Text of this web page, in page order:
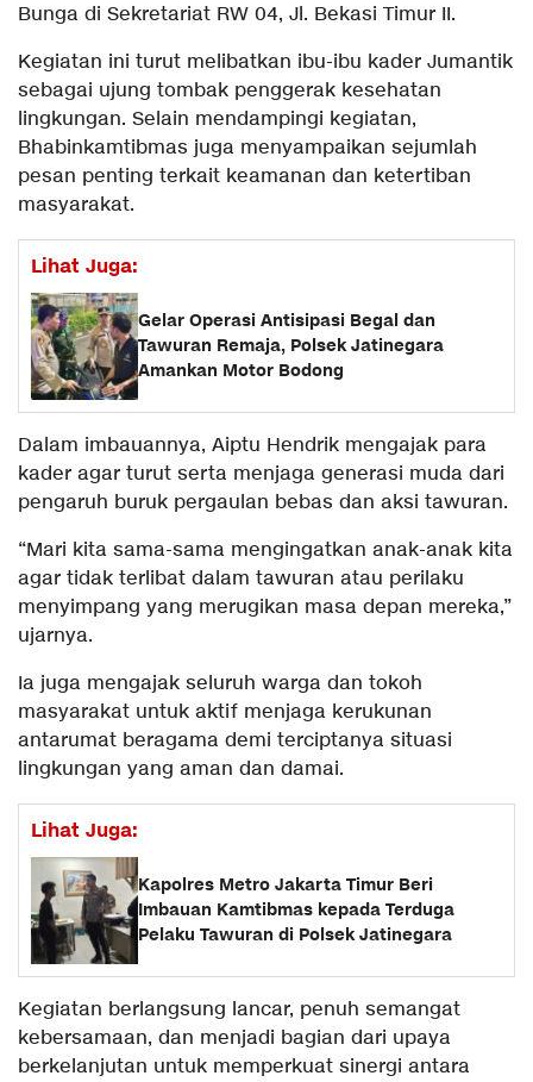
Bunga di Sekretariat RW 04, Jl. Bekasi Timur II.
Kegiatan ini turut melibatkan ibu-ibu kader Jumantik
sebagai ujung tombak penggerak kesehatan
lingkungan. Selain mendampingi kegiatan,
Bhabinkamtibmas juga menyampaikan sejumlah
pesan penting terkait keamanan dan ketertiban
masyarakat.
Lihat Juga:
Gelar Operasi Antisipasi Begal dan
Tawuran Remaja, Polsek Jatinegara
Amankan Motor Bodong
Dalam imbauannya, Aiptu Hendrik mengajak para
kader agar turut serta menjaga generasi muda dari
pengaruh buruk pergaulan bebas dan aksi tawuran.
“Mari kita sama-sama mengingatkan anak-anak kita
agar tidak terlibat dalam tawuran atau perilaku
menyimpang yang merugikan masa depan mereka,”
ujarnya.
Ia juga mengajak seluruh warga dan tokoh
masyarakat untuk aktif menjaga kerukunan
antarumat beragama demi terciptanya situasi
lingkungan yang aman dan damai.
Lihat Juga:
Kapolres Metro Jakarta Timur Beri
Imbauan Kamtibmas kepada Terduga
Pelaku Tawuran di Polsek Jatinegara
Kegiatan berlangsung lancar, penuh semangat
kebersamaan, dan menjadi bagian dari upaya
berkelanjutan untuk memperkuat sinergi antara